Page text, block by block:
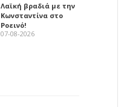
Λαϊκή βραδιά με την
Κωνσταντίνα στο
Ροεινό!
07-08-2026